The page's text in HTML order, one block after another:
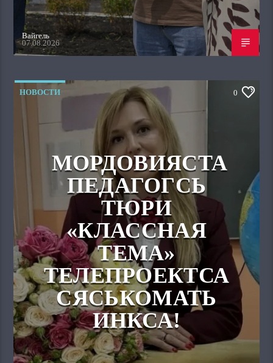
Вайгель
07.08.2026
НОВОСТИ 0
МОРДОВИЯСТА
ПЕДАГОГСЬ
ТЮРИ
«КЛАССНАЯ
ТЕМА»
ТЕЛЕПРОЕКТСА
СЯСЬКОМАТЬ
ИНКСА!